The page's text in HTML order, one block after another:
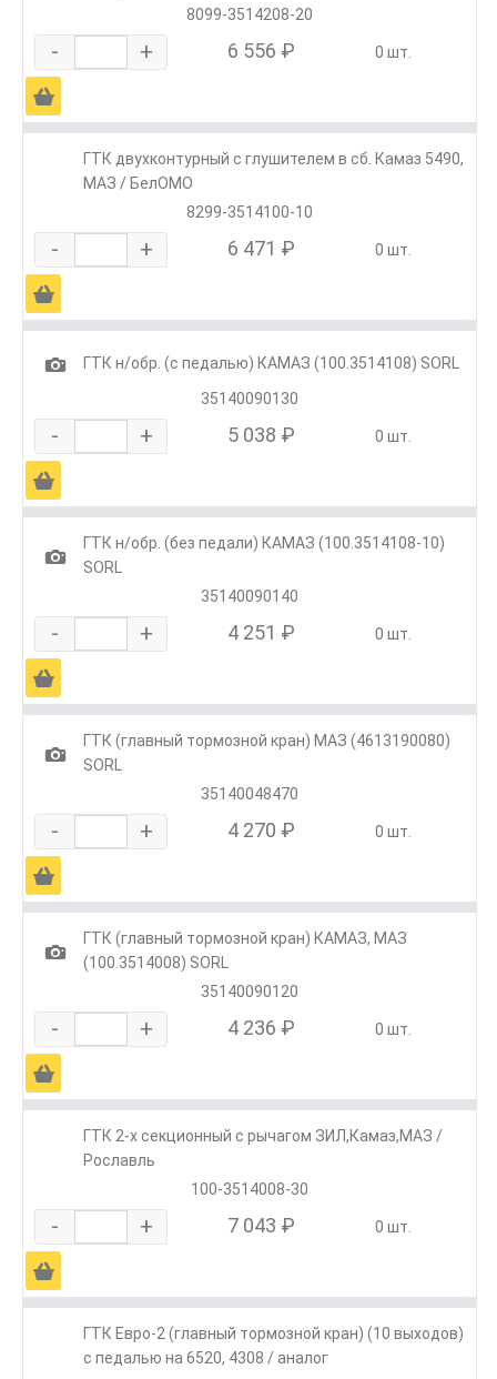
8099-3514208-20
- + 6 556 ₽ 0 шт.
Ä
ГТК двухконтурный с глушителем в сб. Камаз 5490,
МАЗ / БелОМО
8299-3514100-10
- + 6 471 ₽ 0 шт.
Ä
1
ГТК н/обр. (с педалью) КАМАЗ (100.3514108) SORL
35140090130
- + 5 038 ₽ 0 шт.
Ä
1
ГТК н/обр. (без педали) КАМАЗ (100.3514108-10)
SORL
35140090140
- + 4 251 ₽ 0 шт.
Ä
1
ГТК (главный тормозной кран) МАЗ (4613190080)
SORL
35140048470
- + 4 270 ₽ 0 шт.
Ä
1
ГТК (главный тормозной кран) КАМАЗ, МАЗ
(100.3514008) SORL
35140090120
- + 4 236 ₽ 0 шт.
Ä
ГТК 2-х секционный с рычагом ЗИЛ,Камаз,МАЗ /
Рославль
100-3514008-30
- + 7 043 ₽ 0 шт.
Ä
ГТК Евро-2 (главный тормозной кран) (10 выходов)
с педалью на 6520, 4308 / аналог